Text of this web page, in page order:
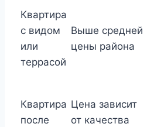
Квартира
с видом
или
террасой
Выше средней
цены района
Квартира
после
Цена зависит
от качества